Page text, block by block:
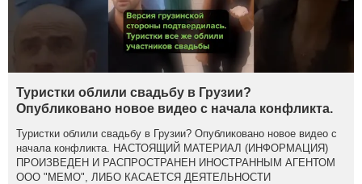
Туристки облили свадьбу в Грузии?
Опубликовано новое видео с начала конфликта.
Туристки облили свадьбу в Грузии? Опубликовано новое видео с
начала конфликта. НАСТОЯЩИЙ МАТЕРИАЛ (ИНФОРМАЦИЯ)
ПРОИЗВЕДЕН И РАСПРОСТРАНЕН ИНОСТРАННЫМ АГЕНТОМ
ООО "МЕМО", ЛИБО КАСАЕТСЯ ДЕЯТЕЛЬНОСТИ